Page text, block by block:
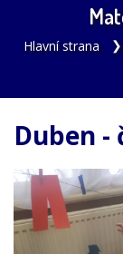
Hlavní strana
Duben -